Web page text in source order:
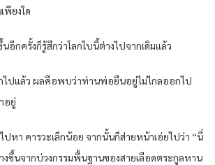
พียงใด
อีกครั้งก็รู้สึกว่าโลกใบนี้ต่างไปจากเดิมแล้ว
ไปแล้ว ผลคือพบว่าท่านพ่อยืนอยู่ไม่ไกลออกไป
อยู่
ปหา คารวะเล็กน้อย จากนั้นก็ส่ายหน้าเอ่ยไปว่า “นี่
ขึ้นจากบ่วงกรรมพื้นฐานของสายเลือดตระกูลหาน